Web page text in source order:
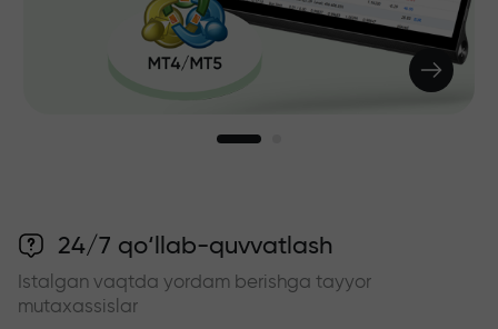
24/7 qo‘llab-quvvatlash
Istalgan vaqtda yordam berishga tayyor
mutaxassislar